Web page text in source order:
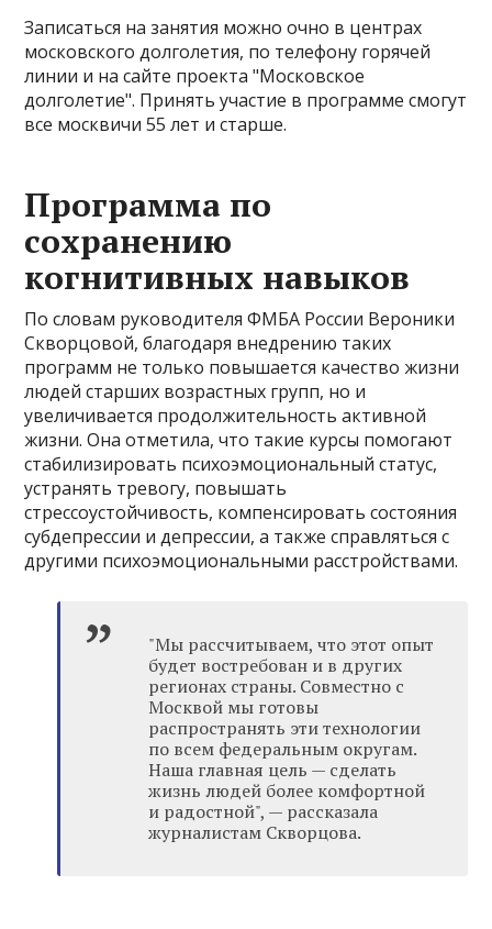
Записаться на занятия можно очно в центрах
московского долголетия, по телефону горячей
линии и на сайте проекта "Московское
долголетие". Принять участие в программе смогут
все москвичи 55 лет и старше.
Программа по
сохранению
когнитивных навыков
По словам руководителя ФМБА России Вероники
Скворцовой, благодаря внедрению таких
программ не только повышается качество жизни
людей старших возрастных групп, но и
увеличивается продолжительность активной
жизни. Она отметила, что такие курсы помогают
стабилизировать психоэмоциональный статус,
устранять тревогу, повышать
стрессоустойчивость, компенсировать состояния
субдепрессии и депрессии, а также справляться с
другими психоэмоциональными расстройствами.
"Мы рассчитываем, что этот опыт
будет востребован и в других
регионах страны. Совместно с
Москвой мы готовы
распространять эти технологии
по всем федеральным округам.
Наша главная цель — сделать
жизнь людей более комфортной
и радостной", — рассказала
журналистам Скворцова.